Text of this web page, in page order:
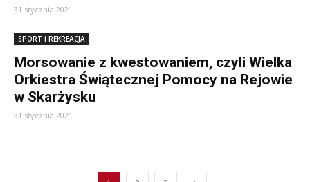
31 stycznia 2021
SPORT i REKREACJA
Morsowanie z kwestowaniem, czyli Wielka
Orkiestra Świątecznej Pomocy na Rejowie
w Skarżysku
31 stycznia 2021